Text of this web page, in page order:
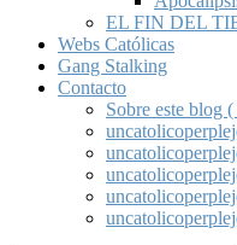
EL FIN DEL
Webs Católicas
Gang Stalking
Contacto
Sobre este blog